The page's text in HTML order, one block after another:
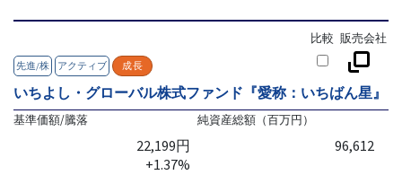
先進/株 アクティブ 成長
比較 販売会社
いちよし・グローバル株式ファンド『愛称：いちばん星』
基準価額/騰落
22,199円
+1.37%
純資産総額（百万円）
96,612